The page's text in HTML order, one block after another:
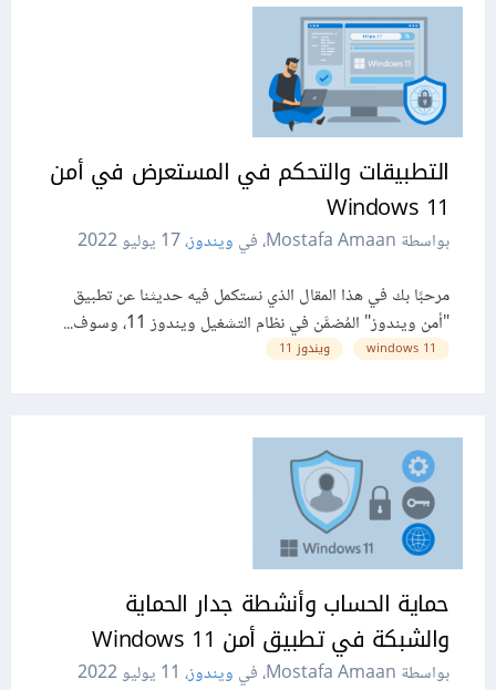
التطبيقات والتحكم في المستعرض في أمن
11 Windows
بواسطة Mostafa Amaan، في ويندوز،17 يوليو 2022
مرحبًا بك في هذا المقال الذي نستكمل فيه حديثنا عن تطبيق
"أمن ويندوز" المُضمَّن في نظام التشغيل ويندوز 11، وسوف...
11 windows ويندوز 11
حماية الحساب وأنشطة جدار الحماية
والشبكة في تطبيق أمن 11 Windows
بواسطة Mostafa Amaan، في ويندوز، 11 يوليو 2022